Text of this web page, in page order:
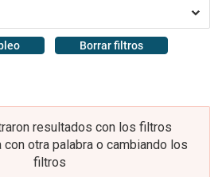
resultados con los filtros
con otra palabra o cambiando los
filtros